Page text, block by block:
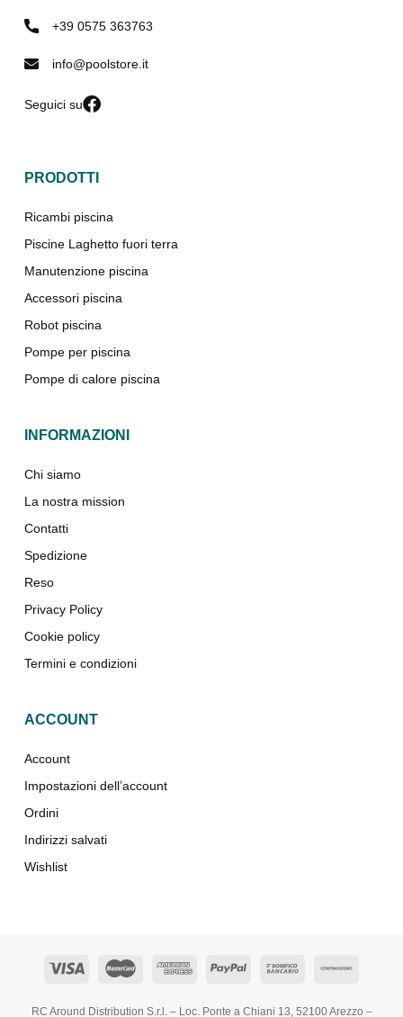
+39 0575 363763
info@poolstore.it
Seguici su
PRODOTTI
Ricambi piscina
Piscine Laghetto fuori terra
Manutenzione piscina
Accessori piscina
Robot piscina
Pompe per piscina
Pompe di calore piscina
INFORMAZIONI
Chi siamo
La nostra mission
Contatti
Spedizione
Reso
Privacy Policy
Cookie policy
Termini e condizioni
ACCOUNT
Account
Impostazioni dell’account
Ordini
Indirizzi salvati
Wishlist
RC Around Distribution S.r.l. – Loc. Ponte a Chiani 13, 52100 Arezzo –